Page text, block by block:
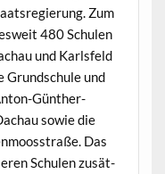
Zum
480 Schulen
und Karls­feld
Grund­schule und
Gün­ther-
sowie die
Das
Schulen zusät­